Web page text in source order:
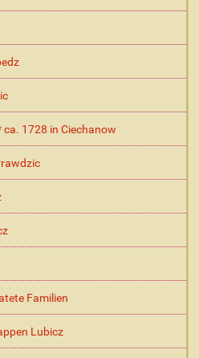
1728 in Ciechanow
Familien
Lubicz